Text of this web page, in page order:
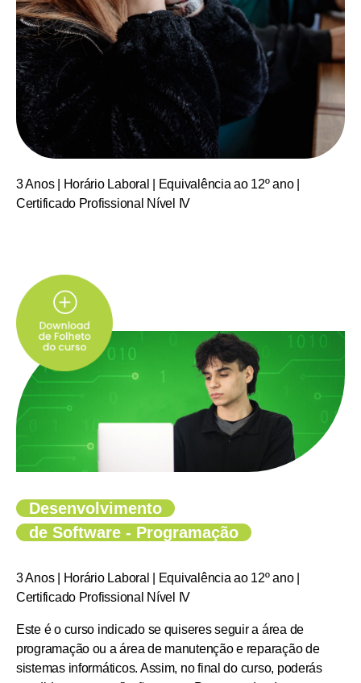
3 Anos | Horário Laboral | Equivalência ao 12º ano |
Certificado Profissional Nível IV
Desenvolvimento
de Software - Programação
3 Anos | Horário Laboral | Equivalência ao 12º ano |
Certificado Profissional Nível IV
Este é o curso indicado se quiseres seguir a área de
programação ou a área de manutenção e reparação de
sistemas informáticos. Assim, no final do curso, poderás